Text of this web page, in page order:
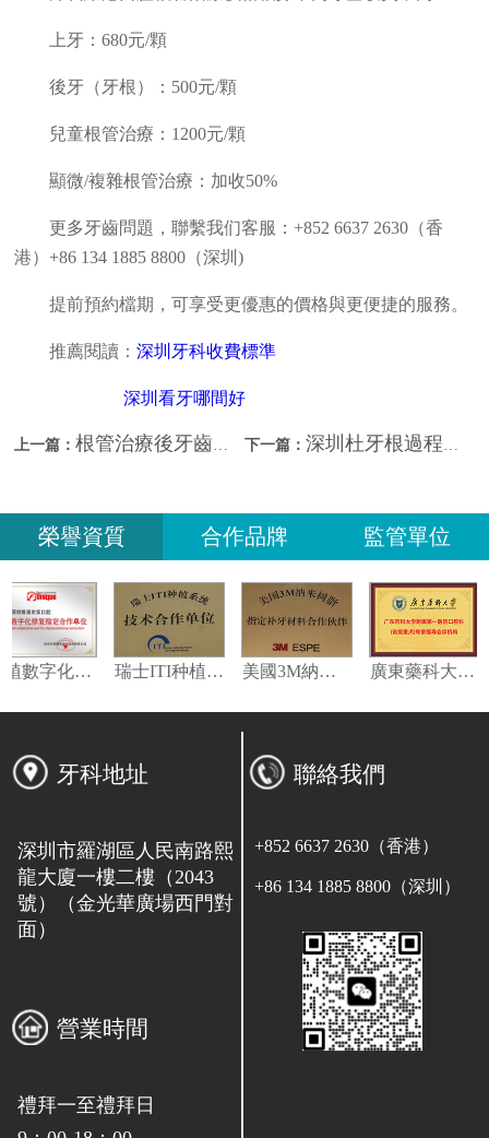
上牙：680元/顆
後牙（牙根）：500元/顆
兒童根管治療：1200元/顆
顯微/複雜根管治療：加收50%
更多牙齒問題，聯繫我们客服：+852 6637 2630（香
港）+86 134 1885 8800（深圳)
提前預約檔期，可享受更優惠的價格與更便捷的服務。
推薦閱讀：深圳牙科收費標準
深圳看牙哪間好
上一篇：根管治療後牙齒還會壞嗎？深圳看牙哪間好？ 下一篇： 深圳杜牙根過程？深圳看牙哪家好？
榮譽資質 合作品牌 監管單位
牙科地址
深圳市羅湖區人民南路熙
龍大廈一樓二樓（2043
號）（金光華廣場西門對
面）
營業時間
禮拜一至禮拜日
聯絡我們
+852 6637 2630（香港）
+86 134 1885 8800（深圳）